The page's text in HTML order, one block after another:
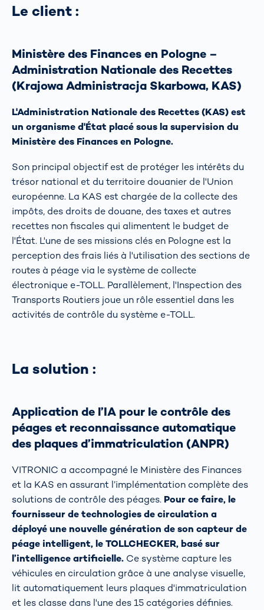
Le client :
Ministère des Finances en Pologne –
Administration Nationale des Recettes
(Krajowa Administracja Skarbowa, KAS)
L'Administration Nationale des Recettes (KAS) est
un organisme d'État placé sous la supervision du
Ministère des Finances en Pologne.
Son principal objectif est de protéger les intérêts du
trésor national et du territoire douanier de l'Union
européenne. La KAS est chargée de la collecte des
impôts, des droits de douane, des taxes et autres
recettes non fiscales qui alimentent le budget de
l'État. L'une de ses missions clés en Pologne est la
perception des frais liés à l'utilisation des sections de
routes à péage via le système de collecte
électronique e-TOLL. Parallèlement, l'Inspection des
Transports Routiers joue un rôle essentiel dans les
activités de contrôle du système e-TOLL.
La solution :
Application de l’IA pour le contrôle des
péages et reconnaissance automatique
des plaques d’immatriculation (ANPR)
VITRONIC a accompagné le Ministère des Finances
et la KAS en assurant l’implémentation complète des
solutions de contrôle des péages. Pour ce faire, le
fournisseur de technologies de circulation a
déployé une nouvelle génération de son capteur de
péage intelligent, le TOLLCHECKER, basé sur
l’intelligence artificielle. Ce système capture les
véhicules en circulation grâce à une analyse visuelle,
lit automatiquement leurs plaques d'immatriculation
et les classe dans l'une des 15 catégories définies.